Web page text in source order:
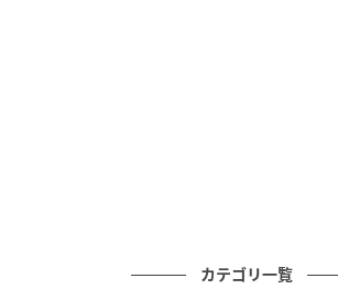
実は、第1子出産後にメンタルの不調
カテゴリ一覧